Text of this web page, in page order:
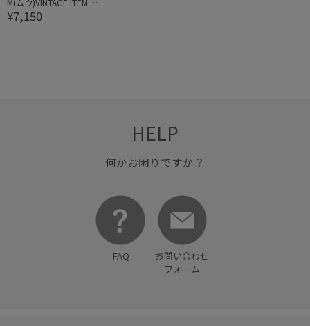
M(ムウ)VINTAGE ITEM M
D SHORT PANTS
¥7,150
HELP
何かお困りですか？
FAQ
お問い合わせ
フォーム